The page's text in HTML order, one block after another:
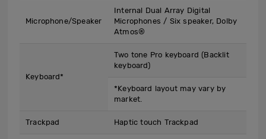
Microphone/Speaker
Internal Dual Array Digital
Microphones / Six speaker, Dolby
Atmos®
Keyboard*
Two tone Pro keyboard (Backlit
keyboard)
*Keyboard layout may vary by
market.
Trackpad Haptic touch Trackpad